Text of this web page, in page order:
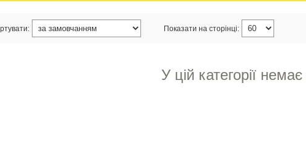
Показати на сторінці:
У цій категорії